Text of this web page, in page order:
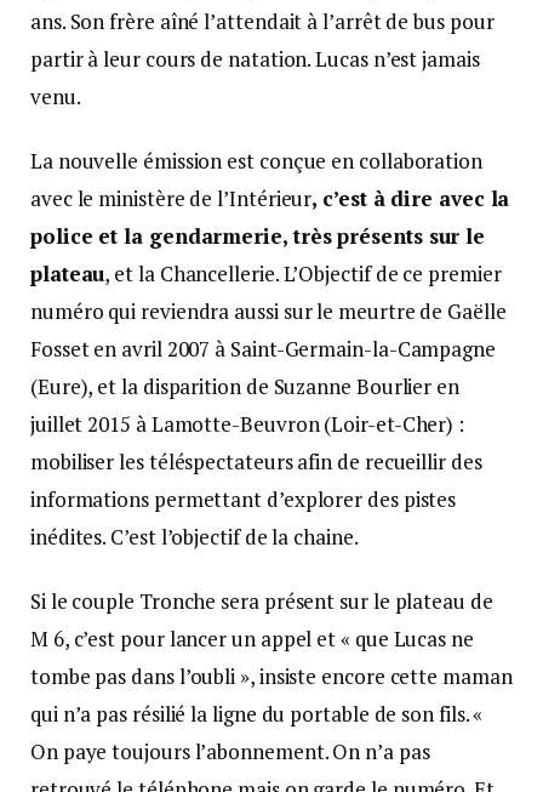
ans. Son frère aîné l’attendait à l’arrêt de bus pour
partir à leur cours de natation. Lucas n’est jamais
venu.
La nouvelle émission est conçue en collaboration
avec le ministère de l’Intérieur, c’est à dire avec la
police et la gendarmerie, très présents sur le
plateau, et la Chancellerie. L’Objectif de ce premier
numéro qui reviendra aussi sur le meurtre de Gaëlle
Fosset en avril 2007 à Saint-Germain-la-Campagne
(Eure), et la disparition de Suzanne Bourlier en
juillet 2015 à Lamotte-Beuvron (Loir-et-Cher) :
mobiliser les téléspectateurs afin de recueillir des
informations permettant d’explorer des pistes
inédites. C’est l’objectif de la chaine.
Si le couple Tronche sera présent sur le plateau de
M 6, c’est pour lancer un appel et « que Lucas ne
tombe pas dans l’oubli », insiste encore cette maman
qui n’a pas résilié la ligne du portable de son fils. «
On paye toujours l’abonnement. On n’a pas